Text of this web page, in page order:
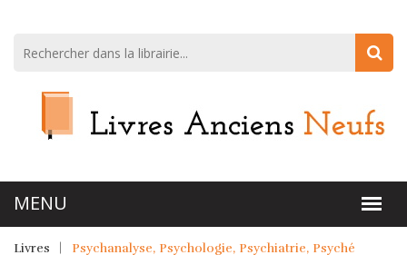
Livres Psychanalyse, Psychologie, Psychiatrie, Psyché